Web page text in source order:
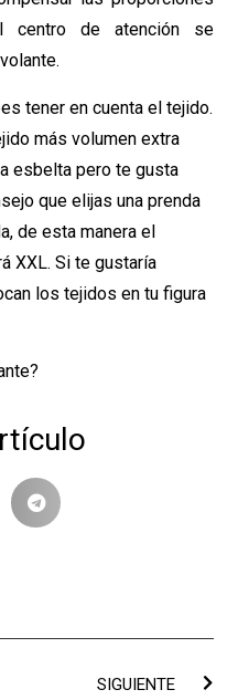
centro de atención se
tener en cuenta el tejido.
más volumen extra
esbelta pero te gusta
que elijas una prenda
de esta manera el
XXL. Si te gustaría
los tejidos en tu figura
SIGUIENTE